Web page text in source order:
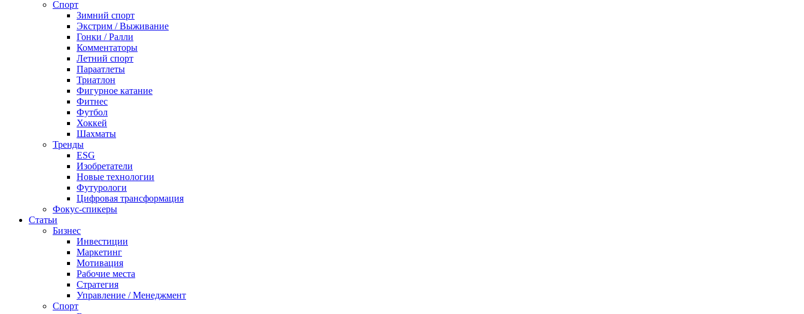
Спорт
Зимний спорт
Экстрим / Выживание
Гонки / Ралли
Комментаторы
Летний спорт
Параатлеты
Триатлон
Фигурное катание
Фитнес
Футбол
Хоккей
Шахматы
Тренды
ESG
Изобретатели
Новые технологии
Футурологи
Цифровая трансформация
Фокус-спикеры
Статьи
Бизнес
Инвестиции
Маркетинг
Мотивация
Рабочие места
Стратегия
Управление / Менеджмент
Спорт